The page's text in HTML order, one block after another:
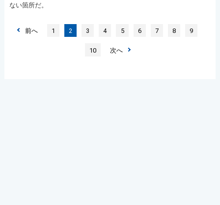
ない箇所だ。
前へ 1 2 3 4 5 6 7 8 9
10 次へ